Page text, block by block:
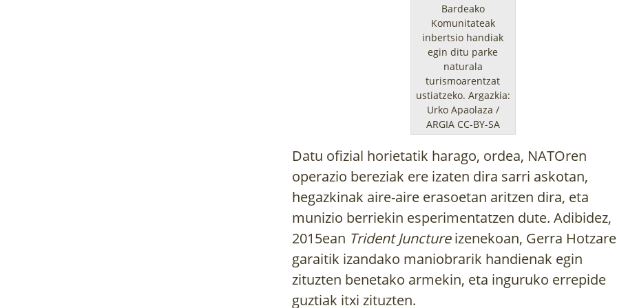
Bardeako
Komunitateak
inbertsio handiak
egin ditu parke
naturala
turismoarentzat
ustiatzeko. Argazkia:
Urko Apaolaza /
ARGIA CC-BY-SA
Datu ofizial horietatik harago, ordea, NATOren
operazio bereziak ere izaten dira sarri askotan,
hegazkinak aire-aire erasoetan aritzen dira, eta
munizio berriekin esperimentatzen dute. Adibidez,
2015ean Trident Junctureizenekoan, Gerra
garaitik izandako maniobrarik handienak egin
zituzten benetako armekin, eta inguruko errepide
guztiak itxi zituzten.